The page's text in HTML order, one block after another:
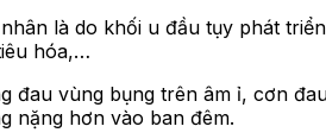
là do khối u đầu tụy phát
hóa,…
đau vùng bụng trên âm ỉ, cơn
nặng hơn vào ban đêm.